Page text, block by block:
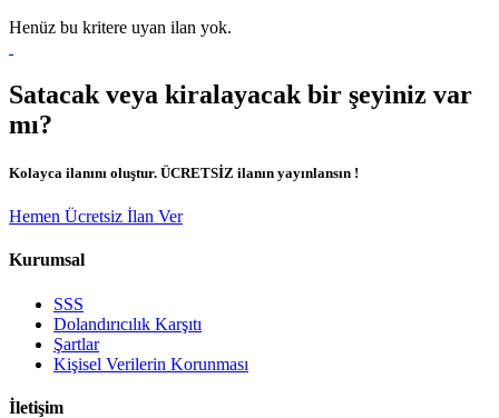
Henüz bu kritere uyan ilan yok.
Satacak veya kiralayacak bir şeyiniz var
mı?
Kolayca ilanını oluştur. ÜCRETSİZ ilanın yayınlansın !
Hemen Ücretsiz İlan Ver
Kurumsal
SSS
Dolandırıcılık Karşıtı
Şartlar
Kişisel Verilerin Korunması
İletişim